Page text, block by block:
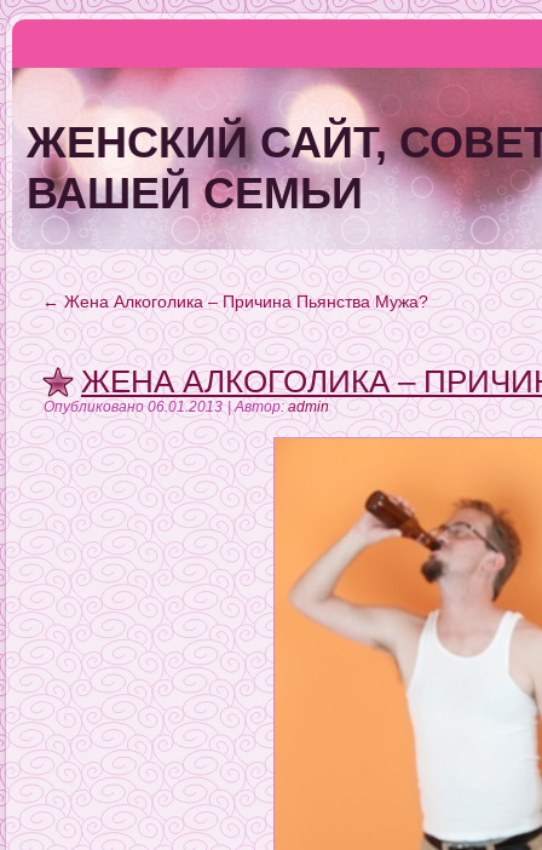
ЖЕНСКИЙ САЙТ,
ВАШЕЙ СЕМЬИ
←Жена Алкоголика – Причина Пьянства Мужа?
ЖЕНА АЛКОГОЛИКА –
Опубликовано 06.01.2013|Автор: admin